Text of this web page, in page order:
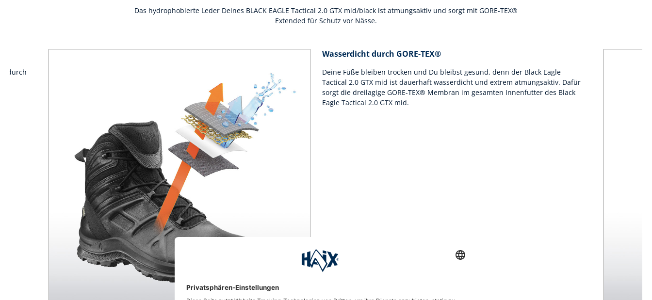
Das hydrophobierte Leder Deines BLACK EAGLE Tactical 2.0 GTX mid/black ist atmungsaktiv und sorgt mit GORE-TEX®
Extended für Schutz vor Nässe.
durch
Wasserdicht durch GORE-TEX®
Deine Füße bleiben trocken und Du bleibst gesund, denn der Black Eagle
Tactical 2.0 GTX mid ist dauerhaft wasserdicht und extrem atmungsaktiv. Dafür
sorgt die dreilagige GORE-TEX® Membran im gesamten Innenfutter des Black
Eagle Tactical 2.0 GTX mid.